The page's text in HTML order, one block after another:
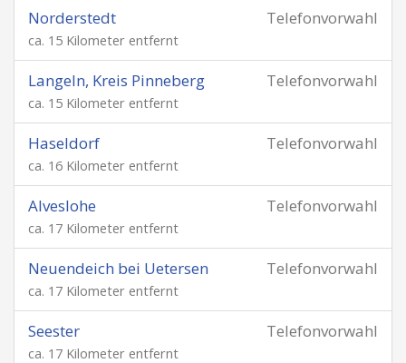
Telefonvorwahl
Norderstedt
ca. 15 Kilometer entfernt
Telefonvorwahl
Langeln, Kreis Pinneberg
ca. 15 Kilometer entfernt
Telefonvorwahl
Haseldorf
ca. 16 Kilometer entfernt
Telefonvorwahl
Alveslohe
ca. 17 Kilometer entfernt
Telefonvorwahl
Neuendeich bei Uetersen
ca. 17 Kilometer entfernt
Telefonvorwahl
Seester
ca. 17 Kilometer entfernt